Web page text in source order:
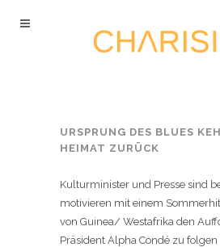
URSPRUNG DES BLUES
HEIMAT ZURÜCK
Kulturminister und Presse sind
motivieren mit einem
von Guinea/ Westafrika den
Präsident Alpha Condé zu